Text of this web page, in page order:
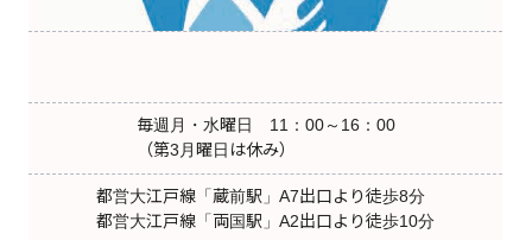
毎週月・水曜日 11：00～16：00
（第3月曜日は休み）
都営大江戸線「蔵前駅」A7出口より徒歩8分
都営大江戸線「両国駅」A2出口より徒歩10分